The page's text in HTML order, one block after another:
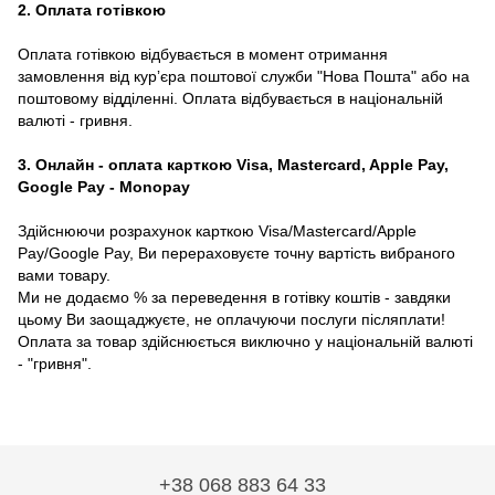
2. Оплата готівкою
Оплата готівкою відбувається в момент отримання
замовлення від курʼєра поштової служби "Нова Пошта" або на
поштовому відділенні. Оплата відбувається в національній
валюті - гривня.
3. Онлайн - оплата карткою Visa, Mastercard, Apple Pay,
Google Pay - Monopay
Здійснюючи розрахунок карткою Visa/Mastercard/Apple
Pay/Google Pay, Ви перераховуєте точну вартість вибраного
вами товару.
Ми не додаємо % за переведення в готівку коштів - завдяки
цьому Ви заощаджуєте, не оплачуючи послуги післяплати!
Оплата за товар здійснюється виключно у національній валюті
- "гривня".
+38 068 883 64 33